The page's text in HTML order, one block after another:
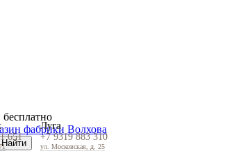
651
Луга
+7 9319 883 310
ул. Московская, д. 25